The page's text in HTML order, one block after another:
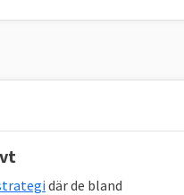
där de bland